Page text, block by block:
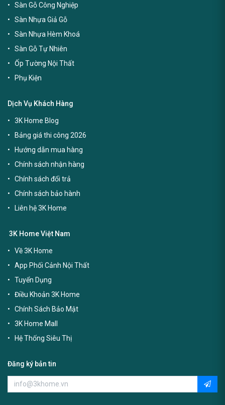
Sàn Gỗ Công Nghiệp
Sàn Nhựa Giả Gỗ
Sàn Nhựa Hèm Khoá
Sàn Gỗ Tự Nhiên
Ốp Tường Nội Thất
Phụ Kiện
Dịch Vụ Khách Hàng
3K Home Blog
Bảng giá thi công 2026
Hướng dẫn mua hàng
Chính sách nhận hàng
Chính sách đổi trả
Chính sách bảo hành
Liên hệ 3K Home
3K Home Việt Nam
Về 3K Home
App Phối Cảnh Nội Thất
Tuyển Dụng
Điều Khoản 3K Home
Chính Sách Bảo Mật
3K Home Mall
Hệ Thống Siêu Thị
Đăng ký bản tin